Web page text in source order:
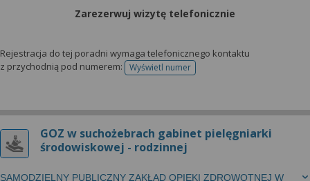
Zarezerwuj wizytę telefonicznie
Rejestracja do tej poradni wymaga telefonicznego kontaktu
z przychodnią pod numerem:
Wyświetl numertelefonu do rejestracji
GOZ w suchożebrach gabinet pielęgniarki
środowiskowej - rodzinnej
SAMODZIELNY PUBLICZNY ZAKŁAD OPIEKI ZDROWOTNEJ W